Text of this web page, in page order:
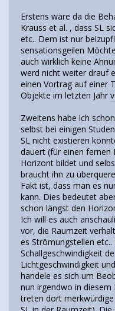
Erstens wäre da die
Krauss et al. , dass SL
etc.. Dem ist nur
sensationsgeilen
auch wirklich keine
werd nicht weiter drauf
einen Vortrag auf einer
Objekte im letzten Jahr
Zweitens habe ich
selbst bei einigen
SL nicht existieren
dauert (für einen fernen
Horizont bildet und
braucht ihn zu
Fakt ist, dass man es
kann. Dies bedeutet
schon längst den
Ich will es auch
vor, die Raumzeit
es Strömungstellen
Schallgeschwindigkeit
Lichtgeschwindigkeit
handele es sich um
nun irgendwo in diesem
treten dort